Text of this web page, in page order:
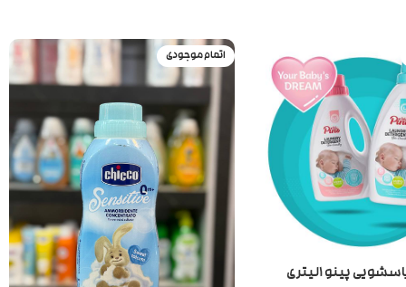
پینو ۱لیتری
اتمام موجودی